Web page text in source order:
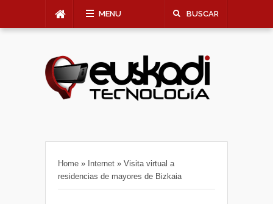
MENU BUSCAR
Home » Internet » Visita virtual a
residencias de mayores de Bizkaia